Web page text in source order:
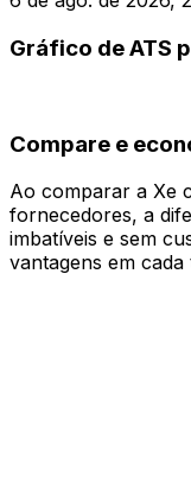
Gráfico de ATS
Compare e
Ao comparar a Xe
fornecedores, a
imbatíveis e sem
vantagens em